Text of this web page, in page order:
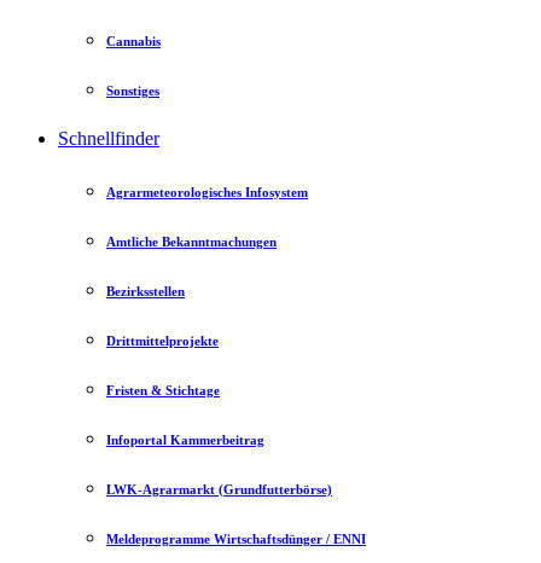
Cannabis
Sonstiges
Schnellfinder
Agrarmeteorologisches Infosystem
Amtliche Bekanntmachungen
Bezirksstellen
Drittmittelprojekte
Fristen & Stichtage
Infoportal Kammerbeitrag
LWK-Agrarmarkt (Grundfutterbörse)
Meldeprogramme Wirtschaftsdünger / ENNI